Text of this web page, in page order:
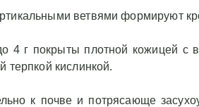
ветвями формируют
4 г покрыты плотной кожицей с
терпкой кислинкой.
к почве и потрясающе